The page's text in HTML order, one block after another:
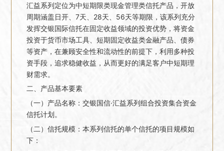
汇益系列定位为中短期限类现金管理类信托产品，开放
周期涵盖日开、7天、28天、56天等期限，该系列充分
发挥交银国际信托在固定收益领域的投资优势，将资金
投资于货币市场工具、短期固定收益类金融产品、债券
等资产，在兼顾安全性和流动性的前提下，利用多种投
资手段，追求稳健收益，从而更好的满足客户中短期理
财需求。
二、产品基本要素
（一）产品名称：交银国信·汇益系列组合投资集合资金
信托计划。
（二）信托规模：本系列信托的单个信托的项目规模如
下：